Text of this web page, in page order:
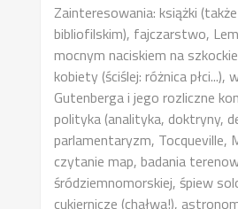
Zainteresowania: książki
bibliofilskim), fajczarstwo,
mocnym naciskiem na
kobiety (ściślej: różnica płci...),
Gutenberga i jego rozliczne
polityka (analityka, doktryny,
parlamentaryzm, Tocqueville,
czytanie map, badania
śródziemnomorskiej, śpiew
cukiernicze (chałwa!),